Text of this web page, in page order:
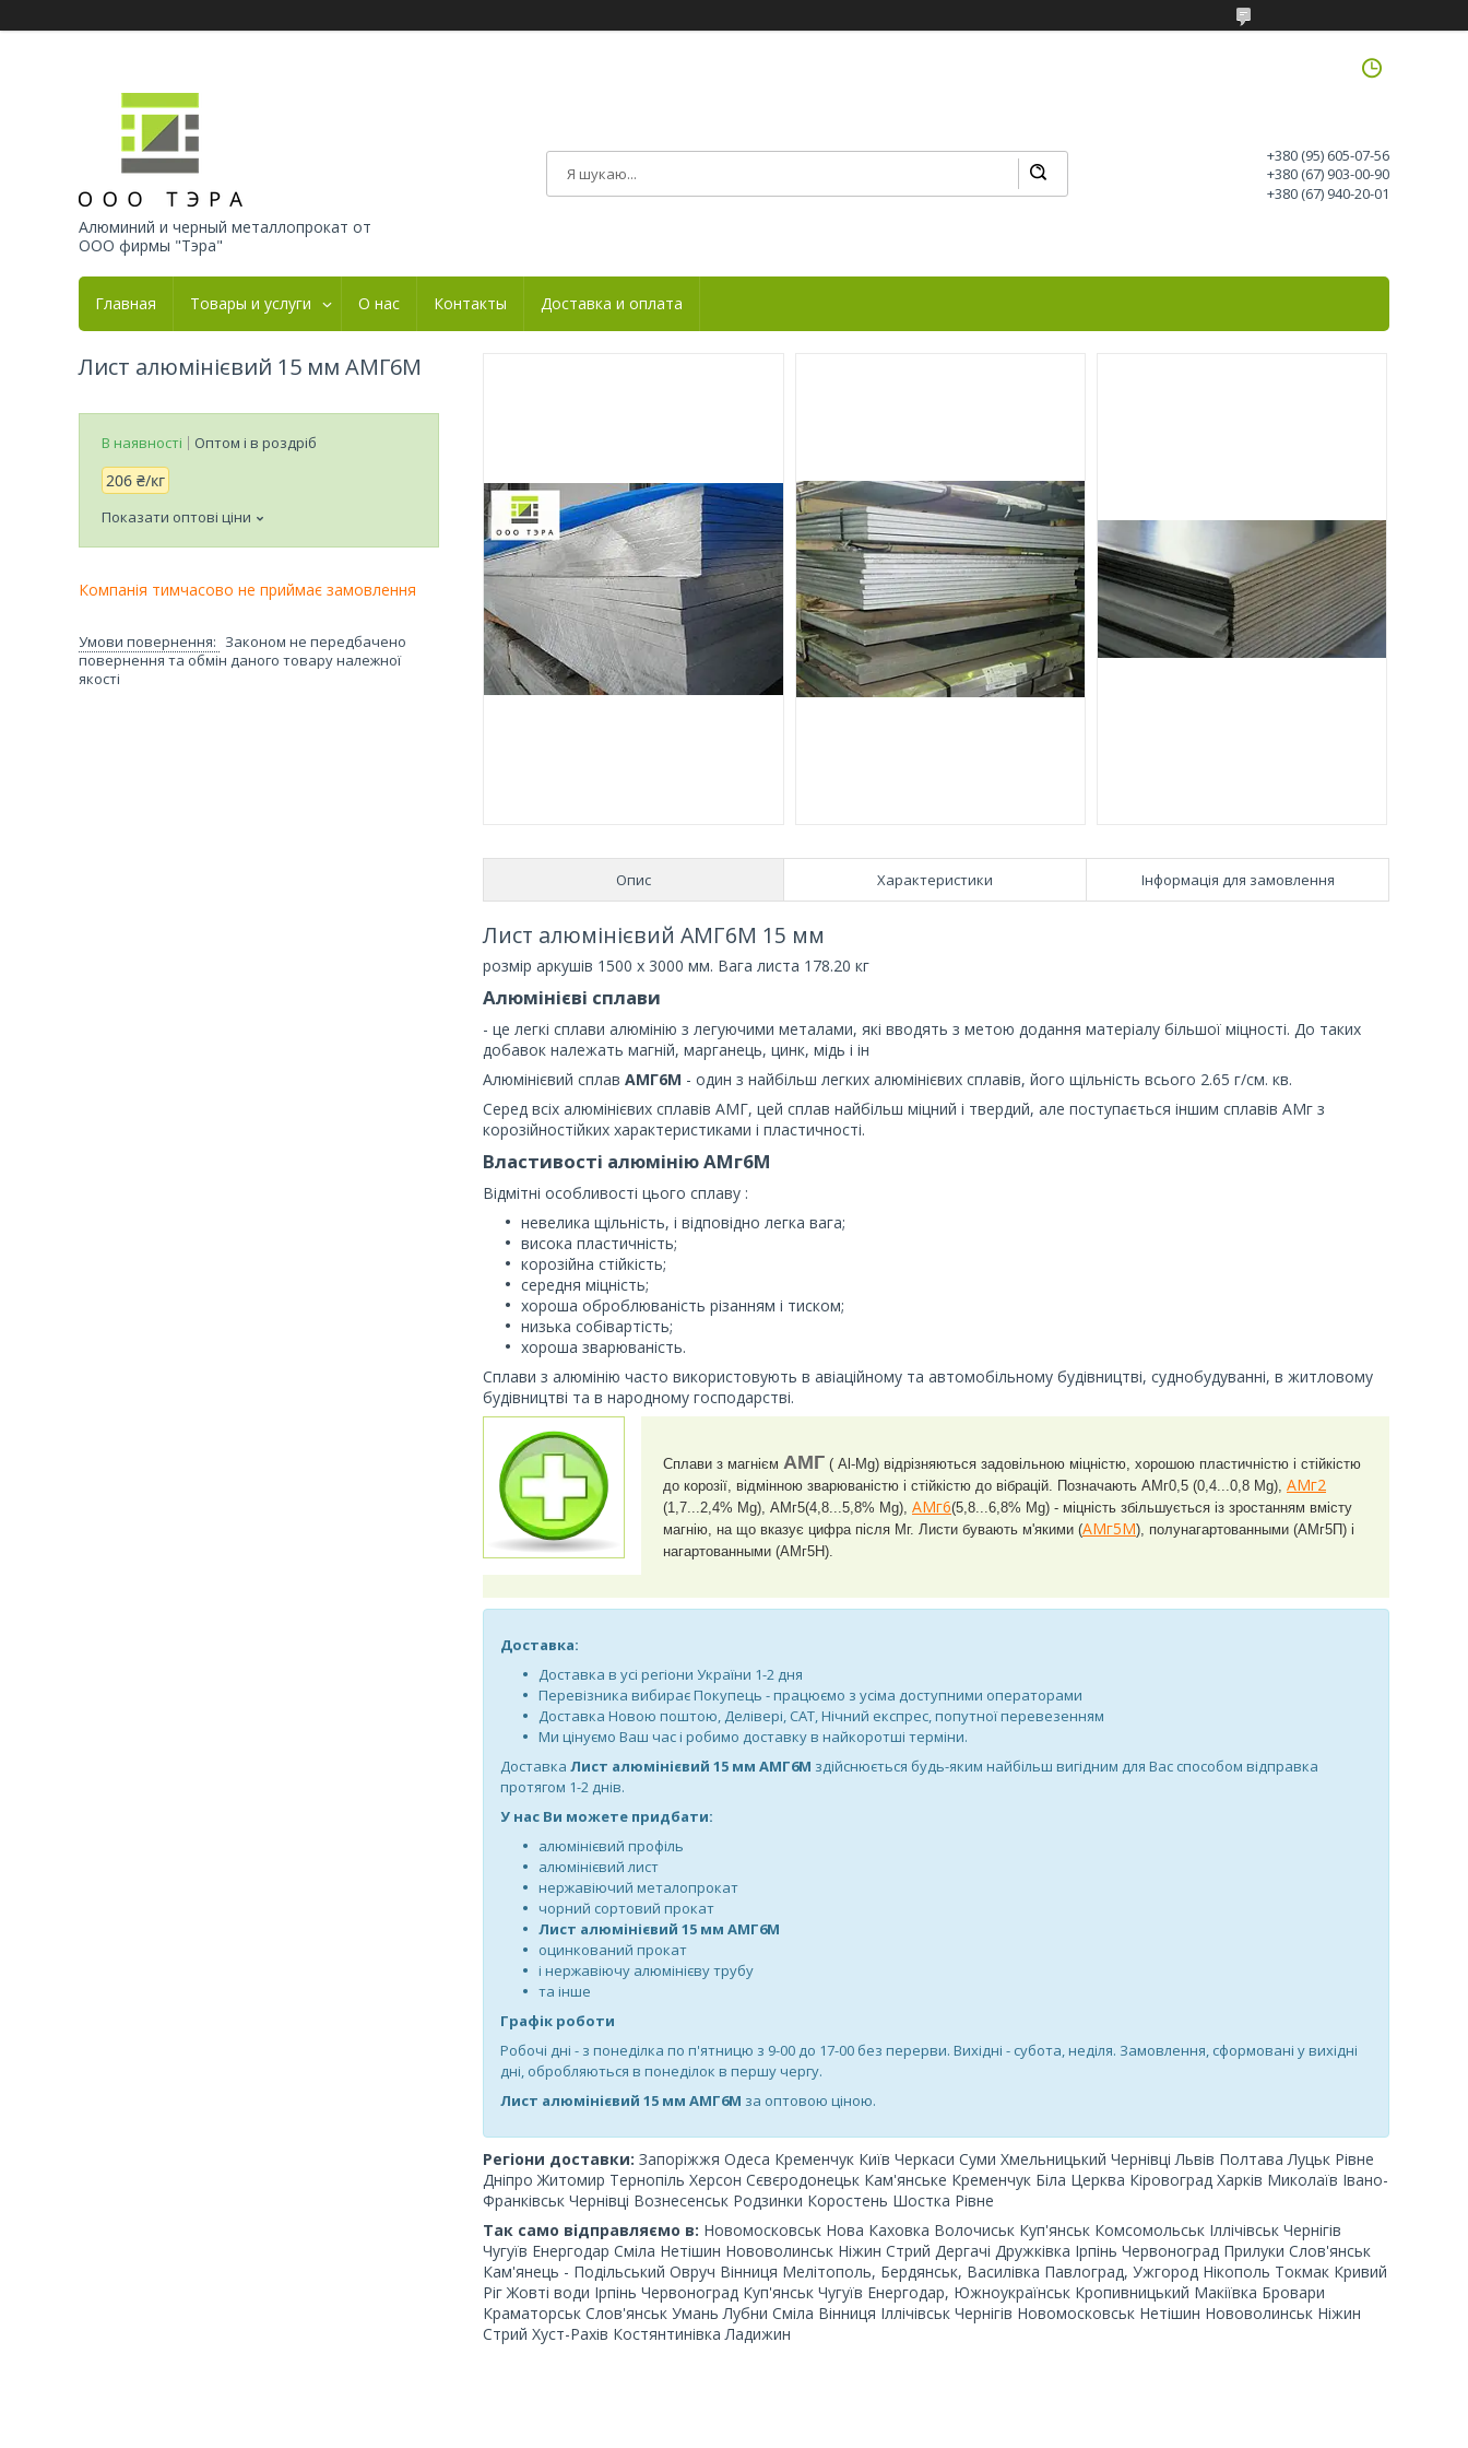
Алюминий и черный металлопрокат от
ООО фирмы "Тэра"
+380 (95) 605-07-56
+380 (67) 903-00-90
+380 (67) 940-20-01
Главная Товары и услуги О нас Контакты Доставка и оплата
Опис Характеристики Інформація для замовлення
Лист алюмінієвий АМГ6М 15 мм
розмір аркушів 1500 х 3000 мм. Вага листа 178.20 кг
Алюмінієві сплави
- це легкі сплави алюмінію з легуючими металами, які вводять з метою додання матеріалу більшої міцності. До таких
добавок належать магній, марганець, цинк, мідь і ін
Алюмінієвий сплав АМГ6М - один з найбільш легких алюмінієвих сплавів, його щільність всього 2.65 г/см. кв.
Серед всіх алюмінієвих сплавів АМГ, цей сплав найбільш міцний і твердий, але поступається іншим сплавів АМг з
корозійностійких характеристиками і пластичності.
Властивості алюмінію АМг6М
Відмітні особливості цього сплаву :
невелика щільність, і відповідно легка вага;
висока пластичність;
корозійна стійкість;
середня міцність;
хороша оброблюваність різанням і тиском;
низька собівартість;
хороша зварюваність.
Сплави з алюмінію часто використовують в авіаційному та автомобільному будівництві, суднобудуванні, в житловому
будівництві та в народному господарстві.
Сплави з магнієм АМГ ( Al-Mg) відрізняються задовільною міцністю, хорошою пластичністю і стійкістю
до корозії, відмінною зварюваністю і стійкістю до вібрацій. Позначають АМг0,5 (0,4...0,8 Mg), АМг2
(1,7...2,4% Mg), АМг5(4,8...5,8% Mg), АМг6(5,8...6,8% Mg) - міцність збільшується із зростанням вмісту
магнію, на що вказує цифра після Мг. Листи бувають м'якими (АМг5М), полунагартованными (АМг5П) і
нагартованными (АМг5Н).
Доставка:
Доставка в усі регіони України 1-2 дня
Перевізника вибирає Покупець - працюємо з усіма доступними операторами
Доставка Новою поштою, Делівері, САТ, Нічний експрес, попутної перевезенням
Ми цінуємо Ваш час і робимо доставку в найкоротші терміни.
Доставка Лист алюмінієвий 15 мм АМГ6М здійснюється будь-яким найбільш вигідним для Вас способом відправка
протягом 1-2 днів.
У нас Ви можете придбати:
алюмінієвий профіль
алюмінієвий лист
нержавіючий металопрокат
чорний сортовий прокат
Лист алюмінієвий 15 мм АМГ6М
оцинкований прокат
і нержавіючу алюмінієву трубу
та інше
Графік роботи
Робочі дні - з понеділка по п'ятницю з 9-00 до 17-00 без перерви. Вихідні - субота, неділя. Замовлення, сформовані у вихідні
дні, обробляються в понеділок в першу чергу.
Лист алюмінієвий 15 мм АМГ6М за оптовою ціною.
Регіони доставки: Запоріжжя Одеса Кременчук Київ Черкаси Суми Хмельницький Чернівці Львів Полтава Луцьк Рівне
Дніпро Житомир Тернопіль Херсон Сєвєродонецьк Кам'янське Кременчук Біла Церква Кіровоград Харків Миколаїв Івано-
Франківськ Чернівці Вознесенськ Родзинки Коростень Шостка Рівне
Так само відправляємо в: Новомосковськ Нова Каховка Волочиськ Куп'янськ Комсомольськ Іллічівськ Чернігів
Чугуїв Енергодар Сміла Нетішин Нововолинськ Ніжин Стрий Дергачі Дружківка Ірпінь Червоноград Прилуки Слов'янськ
Кам'янець - Подільський Овруч Вінниця Мелітополь, Бердянськ, Василівка Павлоград, Ужгород Нікополь Токмак Кривий
Ріг Жовті води Ірпінь Червоноград Куп'янськ Чугуїв Енергодар, Южноукраїнськ Кропивницький Макіївка Бровари
Краматорськ Слов'янськ Умань Лубни Сміла Вінниця Іллічівськ Чернігів Новомосковськ Нетішин Нововолинськ Ніжин
Стрий Хуст-Рахів Костянтинівка Ладижин
Лист алюмінієвий 15 мм АМГ6М
В наявності Оптом і в роздріб
206 ₴/кг
Показати оптові ціни
Компанія тимчасово не приймає замовлення
Законом не передбачено
повернення та обмін даного товару належної
якості